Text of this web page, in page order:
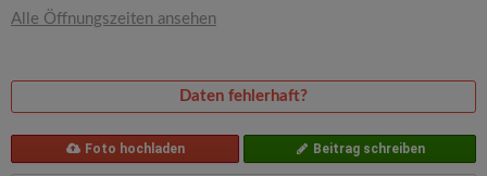
Alle Öffnungszeiten ansehen
Daten fehlerhaft?
Foto hochladen Beitrag schreiben
i